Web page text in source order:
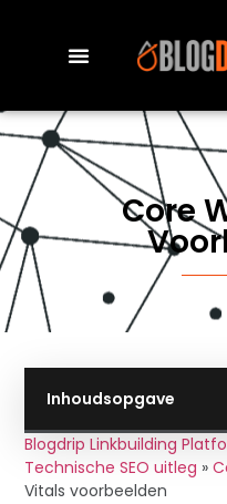
Core
Blogdrip Linkbuilding
Technische SEO uitleg »
Vitals voorbeelden
Inhoudsopgave